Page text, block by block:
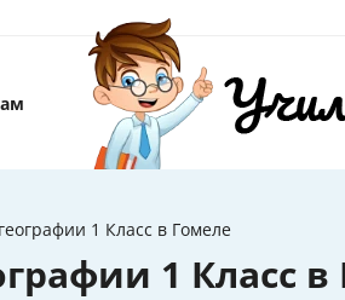
1 Класс в Гомеле
1 Класс в